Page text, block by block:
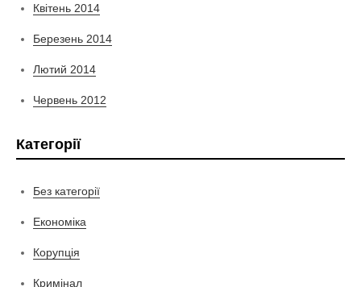
Квітень 2014
Березень 2014
Лютий 2014
Червень 2012
Категорії
Без категорії
Економіка
Корупція
Кримінал